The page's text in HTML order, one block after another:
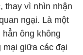
thay vì nhìn nhận
ngại. Là một
ông không
mại giữa các đại